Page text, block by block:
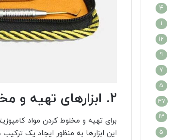
2. ابزارهای تهیه و مخلوط کردن
برای تهیه و مخلوط کردن مواد
این ابزارها به منظور ایجاد یک
4
1
12
9
7
5
37
13
5